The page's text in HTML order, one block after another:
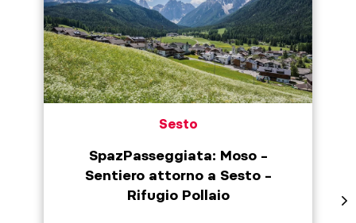
Sesto
SpazPasseggiata: Moso –
Sentiero attorno a Sesto –
Rifugio Pollaio